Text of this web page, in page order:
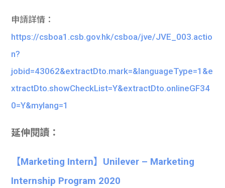
申請詳情：
https://csboa1.csb.gov.hk/csboa/jve/JVE_003.actio
n?
jobid=43062&extractDto.mark=&languageType=1&e
xtractDto.showCheckList=Y&extractDto.onlineGF34
0=Y&mylang=1
延伸閱讀：
【Marketing Intern】Unilever – Marketing
Internship Program 2020